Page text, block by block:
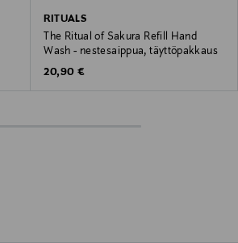
RITUALS
The Ritual of Sakura Refill Hand
Wash - nestesaippua, täyttöpakkaus
Original Price
20,90 €